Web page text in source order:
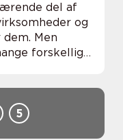
del af
og
Men
forskellige
5